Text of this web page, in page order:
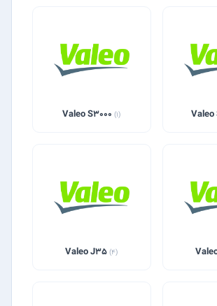
Valeo
Valeo S3000(1)
Valeo J35(4)